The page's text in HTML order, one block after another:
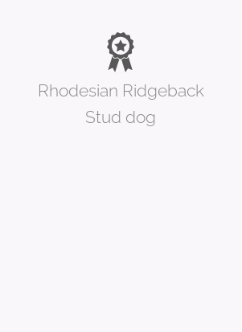
Rhodesian Ridgeback
Stud dog